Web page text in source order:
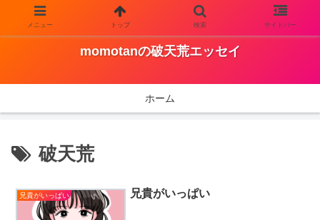
Just another WordPress site
momotanの破天荒エッセイ
ホーム
破天荒
兄貴がいっぱい 兄貴がいっぱい
メニュー トップ 検索 サイドバー